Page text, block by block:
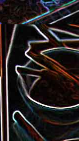
Pizza à la choucroute, aux
lardons et au cumin